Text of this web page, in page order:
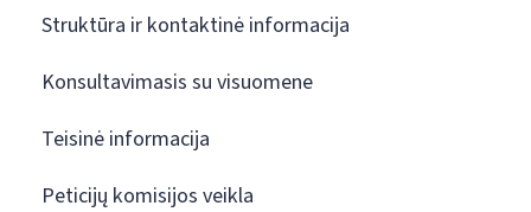
Struktūra ir kontaktinė informacija
Konsultavimasis su visuomene
Teisinė informacija
Peticijų komisijos veikla